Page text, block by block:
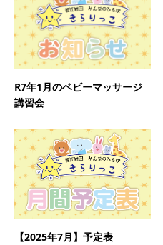
R7年1月のベビーマッサージ
講習会
【2025年7月】予定表